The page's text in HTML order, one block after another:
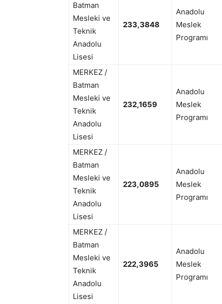
Batman
Mesleki ve
Teknik
Anadolu
Lisesi
233,3848
Anadolu
Meslek
Programı
MERKEZ /
Batman
Mesleki ve
Teknik
Anadolu
Lisesi
232,1659
Anadolu
Meslek
Programı
MERKEZ /
Batman
Mesleki ve
Teknik
Anadolu
Lisesi
223,0895
Anadolu
Meslek
Programı
MERKEZ /
Batman
Mesleki ve
Teknik
Anadolu
Lisesi
222,3965
Anadolu
Meslek
Programı